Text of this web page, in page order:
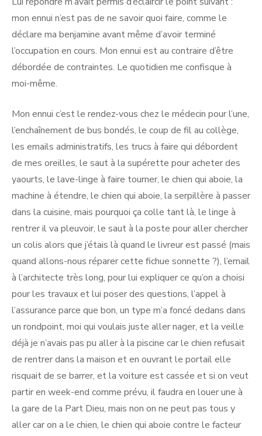
mon ennui n’est pas de ne savoir quoi faire, comme le
déclare ma benjamine avant même d’avoir terminé
l’occupation en cours. Mon ennui est au contraire d’être
débordée de contraintes. Le quotidien me confisque à
moi-même.
Mon ennui c’est le rendez-vous chez le médecin pour l’une,
l’enchaînement de bus bondés, le coup de fil au collège,
les emails administratifs, les trucs à faire qui débordent
de mes oreilles, le saut à la supérette pour acheter des
yaourts, le lave-linge à faire tourner, le chien qui aboie, la
machine à étendre, le chien qui aboie, la serpillère à passer
dans la cuisine, mais pourquoi ça colle tant là, le linge à
rentrer il va pleuvoir, le saut à la poste pour aller chercher
un colis alors que j’étais là quand le livreur est passé (mais
quand allons-nous réparer cette fichue sonnette ?), l’email
à l’architecte très long, pour lui expliquer ce qu’on a choisi
pour les travaux et lui poser des questions, l’appel à
l’assurance parce que bon, un type m’a foncé dedans dans
un rondpoint, moi qui voulais juste aller nager, et la veille
déjà je n’avais pas pu aller à la piscine car le chien refusait
de rentrer dans la maison et en ouvrant le portail elle
risquait de se barrer, et la voiture est cassée et si on veut
partir en week-end comme prévu, il faudra en louer une à
la gare de la Part Dieu, mais non on ne peut pas tous y
aller car on a le chien, le chien qui aboie contre le facteur